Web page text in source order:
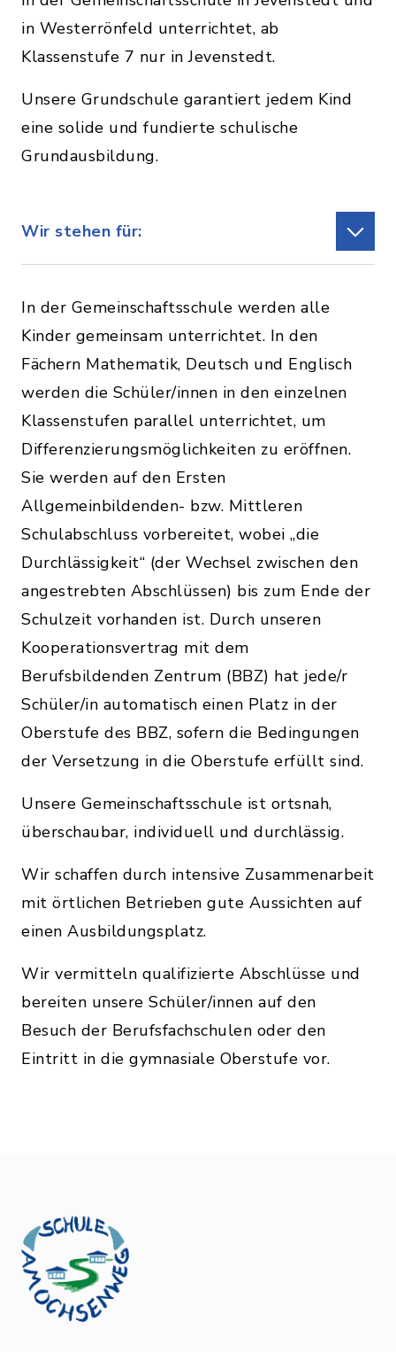
in Westerrönfeld unterrichtet, ab
Klassenstufe 7 nur in Jevenstedt.
Unsere Grundschule garantiert jedem Kind
eine solide und fundierte schulische
Grundausbildung.
Wir stehen für:
In der Gemeinschaftsschule werden alle
Kinder gemeinsam unterrichtet. In den
Fächern Mathematik, Deutsch und Englisch
werden die Schüler/innen in den einzelnen
Klassenstufen parallel unterrichtet, um
Differenzierungsmöglichkeiten zu eröffnen.
Sie werden auf den Ersten
Allgemeinbildenden- bzw. Mittleren
Schulabschluss vorbereitet, wobei „die
Durchlässigkeit“ (der Wechsel zwischen den
angestrebten Abschlüssen) bis zum Ende der
Schulzeit vorhanden ist. Durch unseren
Kooperationsvertrag mit dem
Berufsbildenden Zentrum (BBZ) hat jede/r
Schüler/in automatisch einen Platz in der
Oberstufe des BBZ, sofern die Bedingungen
der Versetzung in die Oberstufe erfüllt sind.
Unsere Gemeinschaftsschule ist ortsnah,
überschaubar, individuell und durchlässig.
Wir schaffen durch intensive Zusammenarbeit
mit örtlichen Betrieben gute Aussichten auf
einen Ausbildungsplatz.
Wir vermitteln qualifizierte Abschlüsse und
bereiten unsere Schüler/innen auf den
Besuch der Berufsfachschulen oder den
Eintritt in die gymnasiale Oberstufe vor.